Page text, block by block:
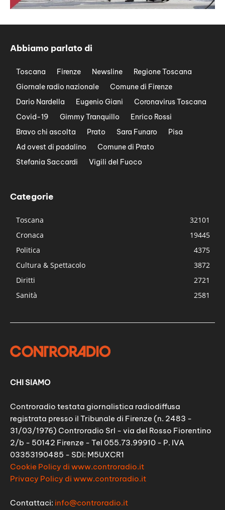
Abbiamo parlato di
Toscana Firenze Newsline
Regione Toscana
Giornale radio nazionale
Comune di Firenze
Dario Nardella
Eugenio Giani
Coronavirus Toscana
Covid-19
Gimmy Tranquillo
Enrico Rossi
Bravo chi ascolta
Prato Sara Funaro
Pisa
Ad ovest di padalino
Comune di Prato
Stefania Saccardi
Vigili del Fuoco
Categorie
Toscana
32101
Cronaca
19445
Politica
4375
Cultura & Spettacolo
3872
Diritti
2721
Sanità
2581
CHI SIAMO
Controradio testata giornalistica radiodiffusa
registrata presso il Tribunale di Firenze (n. 2483 -
31/03/1976) Controradio Srl - via del Rosso Fiorentino
2/b - 50142 Firenze - Tel 055.73.99910 - P. IVA
03353190485 - SDI: M5UXCR1
Cookie Policy di www.controradio.it
Privacy Policy di www.controradio.it
Contattaci: info@controradio.it